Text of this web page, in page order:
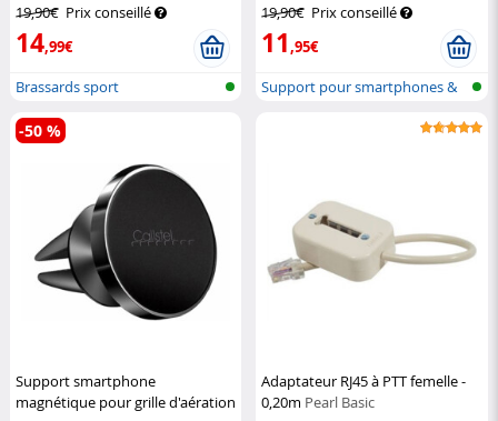
19,90€ Prix conseillé
14,99€
Brassards sport
19,90€ Prix conseillé
11,95€
Support pour smartphones &
Support smartphone
magnétique pour grille d'aération
-50 %
Adaptateur RJ45 à PTT femelle -
0,20m Pearl Basic